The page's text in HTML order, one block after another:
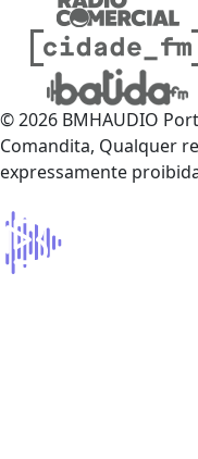
© 2026 BMHAUDIO
Comandita, Qualquer
expressamente